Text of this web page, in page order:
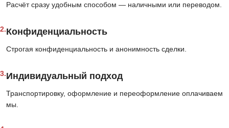
Расчёт сразу удобным способом — наличными или переводом.
2.Конфиденциальность
Строгая конфиденциальность и анонимность сделки.
3.Индивидуальный подход
Транспортировку, оформление и переоформление оплачиваем
мы.